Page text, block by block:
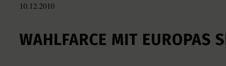
10.12.2010
WAHLFARCE MIT EUROPAS